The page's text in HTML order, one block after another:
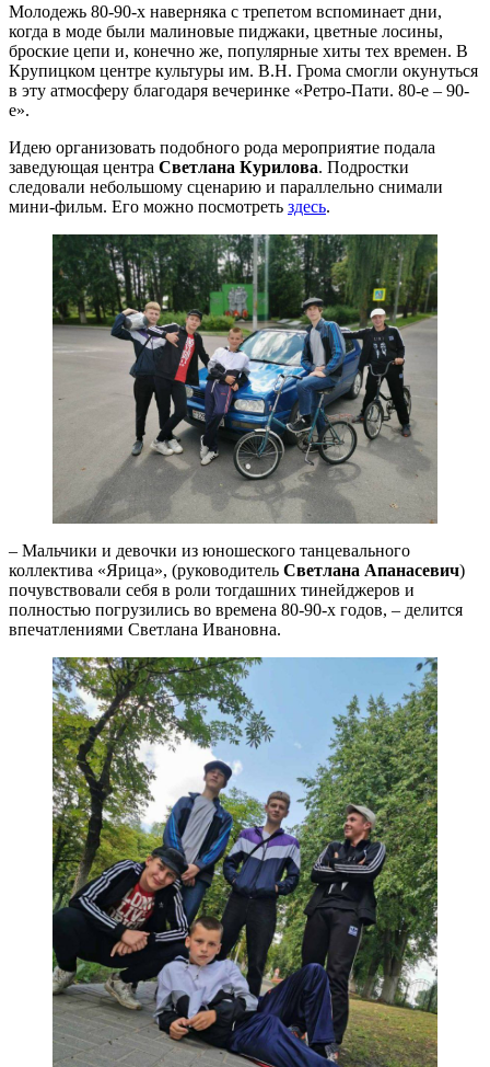
Молодежь 80-90-х наверняка с трепетом вспоминает дни,
когда в моде были малиновые пиджаки, цветные лосины,
броские цепи и, конечно же, популярные хиты тех времен. В
Крупицком центре культуры им. В.Н. Грома смогли окунуться
в эту атмосферу благодаря вечеринке «Ретро-Пати. 80-е – 90-
е».
Идею организовать подобного рода мероприятие подала
заведующая центра Светлана Курилова. Подростки
следовали небольшому сценарию и параллельно снимали
мини-фильм. Его можно посмотреть здесь.
– Мальчики и девочки из юношеского танцевального
коллектива «Ярица», (руководитель Светлана Апанасевич)
почувствовали себя в роли тогдашних тинейджеров и
полностью погрузились во времена 80-90-х годов, – делится
впечатлениями Светлана Ивановна.